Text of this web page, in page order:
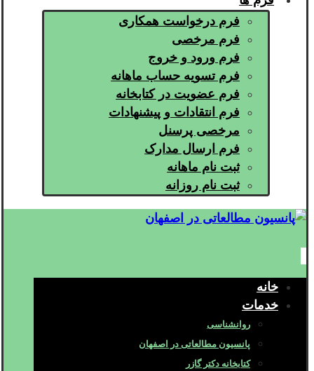
فرم درخواست همکاری
فرم مرخصی
فرم ورود و خروج
فرم تسویه حساب ماهانه
فرم عضویت در کتابخانه
فرم انتقادات و پیشنهادات
مرخصی پرسنل
فرم ارسال مدارک
ثبت نام ماهانه
ثبت نام روزانه
خانه
خدمات
روانشناسی
پانسیون مطالعاتی در اصفهان
کتابخانه دکتر گازر